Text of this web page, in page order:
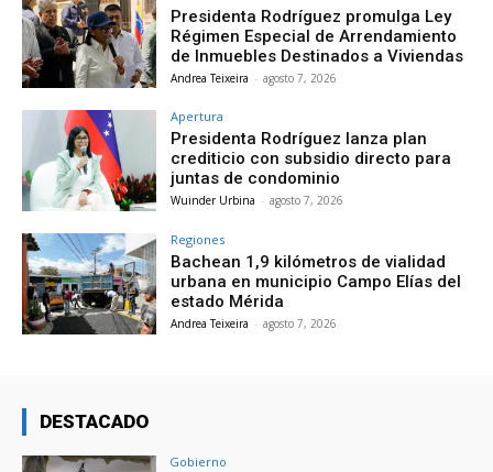
Presidenta Rodríguez promulga Ley
Régimen Especial de Arrendamiento
de Inmuebles Destinados a Viviendas
Andrea Teixeira - agosto 7, 2026
Apertura
Presidenta Rodríguez lanza plan
crediticio con subsidio directo para
juntas de condominio
Wuinder Urbina - agosto 7, 2026
Regiones
Bachean 1,9 kilómetros de vialidad
urbana en municipio Campo Elías del
estado Mérida
Andrea Teixeira - agosto 7, 2026
DESTACADO
Gobierno